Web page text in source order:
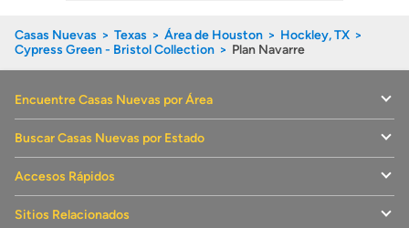
Casas Nuevas Texas Área de Houston
Hockley, TX
Cypress Green - Bristol Collection
Plan Navarre
Encuentre Casas Nuevas por Área
Buscar Casas Nuevas por Estado
Accesos Rápidos
Sitios Relacionados